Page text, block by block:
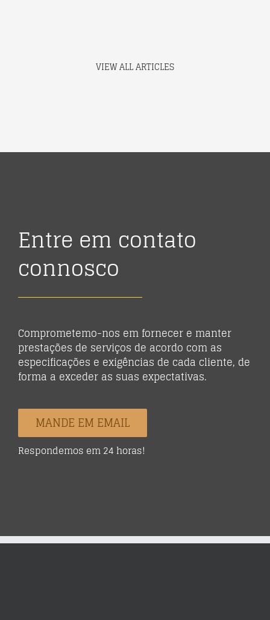
VIEW ALL ARTICLES
Entre em contato
connosco
Comprometemo-nos em fornecer e manter
prestações de serviços de acordo com as
especificações e exigências de cada cliente, de
forma a exceder as suas expectativas.
MANDE EM EMAIL
Respondemos em 24 horas!